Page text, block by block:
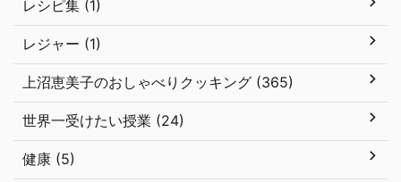
レシピ集 (1)
レジャー (1)
上沼恵美子のおしゃべりクッキング (365)
世界一受けたい授業 (24)
健康 (5)